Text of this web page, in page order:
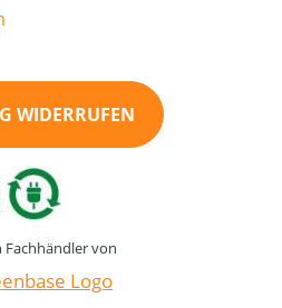
WIDERRUFEN
Fachhändler von